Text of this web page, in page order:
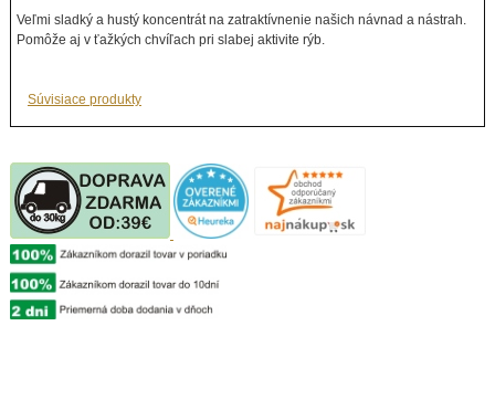
Veľmi sladký a hustý koncentrát na zatraktívnenie našich návnad a nástrah.
Pomôže aj v ťažkých chvíľach pri slabej aktivite rýb.
Súvisiace produkty